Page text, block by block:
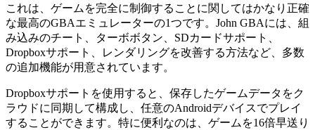
これは、ゲームを完全に制御することに関してはかなり正確
な最高のGBAエミュレーターの1つです。John GBAには、組
み込みのチート、ターボボタン、SDカードサポート、
Dropboxサポート、レンダリングを改善する方法など、多数
の追加機能が用意されています。
Dropboxサポートを使用すると、保存したゲームデータをク
ラウドに同期して構成し、任意のAndroidデバイスでプレイ
することができます。特に便利なのは、ゲームを16倍早送り